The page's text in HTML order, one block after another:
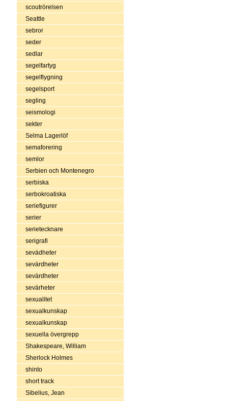
scoutrörelsen
Seattle
sebror
seder
sedlar
segelfartyg
segelflygning
segelsport
segling
seismologi
sekter
Selma Lagerlöf
semaforering
semlor
Serbien och Montenegro
serbiska
serbokroatiska
seriefigurer
serier
serietecknare
serigrafi
sevädheter
sevärdheter
sevärdheter
sevärheter
sexualitet
sexualkunskap
sexualkunskap
sexuella övergrepp
Shakespeare, William
Sherlock Holmes
shinto
short track
Sibelius, Jean